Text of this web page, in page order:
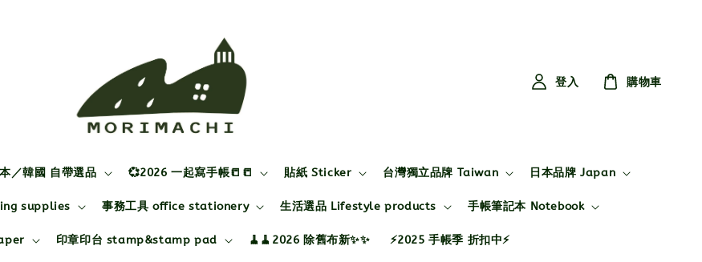
／韓國 自帶選品 💞2026 一起寫手帳📒📒 貼紙 Sticker 台灣獨立品牌 Taiwan 日本品牌 Japan
supplies 事務工具 office stationery 生活選品 Lifestyle products 手帳筆記本 Notebook
印章印台 stamp&stamp pad 🧹🧹2026 除舊布新✨✨ ⚡2025 手帳季 折扣中⚡
登入 購物車